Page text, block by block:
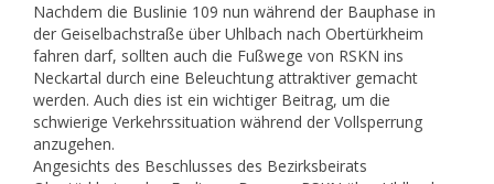
Nachdem die Buslinie 109 nun während der Bauphase in
der Geiselbachstraße über Uhlbach nach Obertürkheim
fahren darf, sollten auch die Fußwege von RSKN ins
Neckartal durch eine Beleuchtung attraktiver gemacht
werden. Auch dies ist ein wichtiger Beitrag, um die
schwierige Verkehrssituation während der Vollsperrung
anzugehen.
Angesichts des Beschlusses des Bezirksbeirats